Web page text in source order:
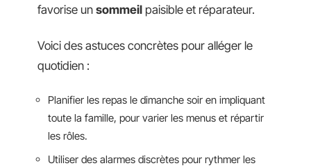
favorise un sommeil paisible et réparateur.
Voici des astuces concrètes pour alléger le
quotidien :
Planifier les repas le dimanche soir en impliquant
toute la famille, pour varier les menus et répartir
les rôles.
Utiliser des alarmes discrètes pour rythmer les